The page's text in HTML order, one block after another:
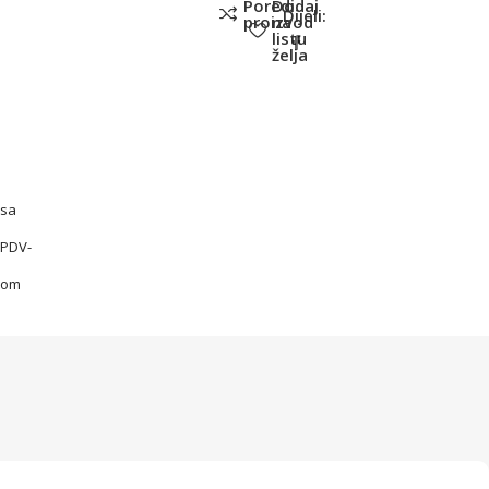
sa
PDV-
om
Poredi
proizvod
Dodaj
na
listu
želja
Dijeli: